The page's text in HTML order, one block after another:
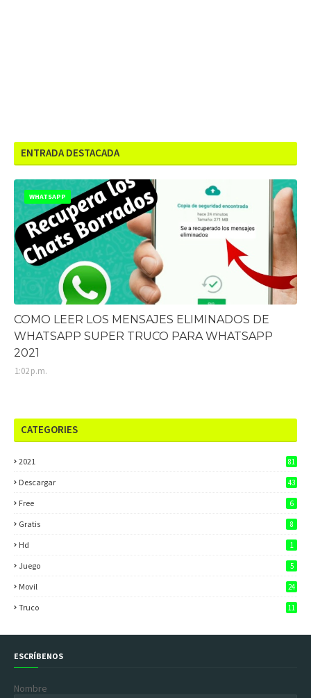
ENTRADA DESTACADA
WHATSAPP
COMO LEER LOS MENSAJES ELIMINADOS DE
WHATSAPP SUPER TRUCO PARA WHATSAPP
2021
1:02 p.m.
CATEGORIES
2021 81
Descargar 43
Free 6
Gratis 8
Hd 1
Juego 5
Movil 24
Truco 11
ESCRÍBENOS
Nombre